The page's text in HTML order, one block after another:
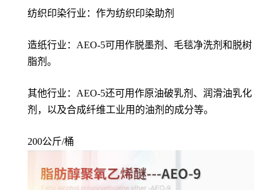
纺织印染行业：作为纺织印染助剂
造纸行业：AEO-5可用作脱墨剂、毛毯净洗剂和脱树
脂剂。
其他行业：AEO-5还可用作原油破乳剂、润滑油乳化
剂，以及合成纤维工业用的油剂的成分等。
200公斤/桶